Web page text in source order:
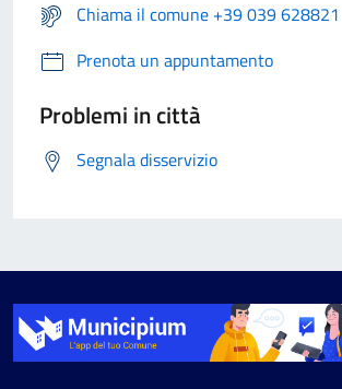
Chiama il comune +39 039 628821
Prenota un appuntamento
Problemi in città
Segnala disservizio